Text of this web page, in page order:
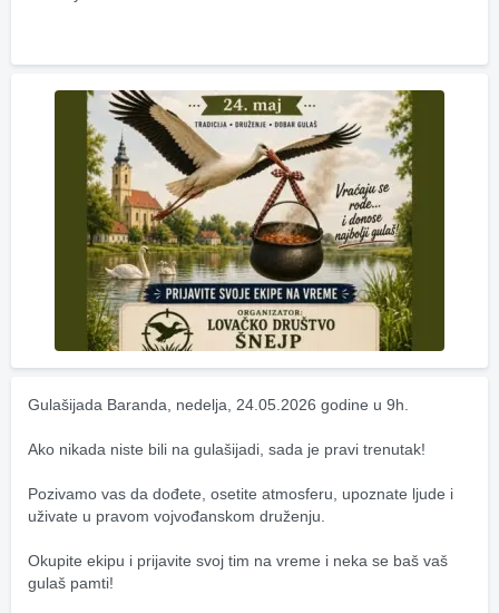
Gulašijada Baranda, nedelja, 24.05.2026 godine u 9h.
Ako nikada niste bili na gulašijadi, sada je pravi trenutak!
Pozivamo vas da dođete, osetite atmosferu, upoznate ljude i
uživate u pravom vojvođanskom druženju.
Okupite ekipu i prijavite svoj tim na vreme i neka se baš vaš
gulaš pamti!